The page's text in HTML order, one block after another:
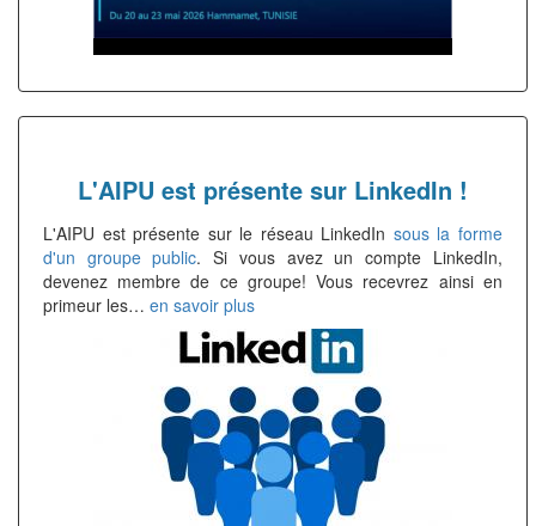
L'AIPU est présente sur LinkedIn !
L'AIPU est présente sur le réseau LinkedIn sous la forme
d'un groupe public. Si vous avez un compte LinkedIn,
devenez membre de ce groupe! Vous recevrez ainsi en
primeur les… en savoir plus